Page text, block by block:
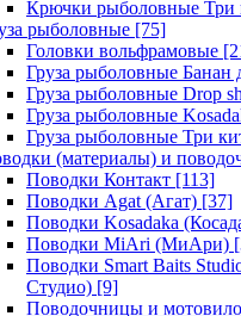
Крючки рыболовные Три
рыболовные [75]
Головки вольфрамовые
Груза рыболовные Банан
Груза рыболовные Drop
Груза рыболовные
Груза рыболовные Три
(материалы) и
Поводки Контакт [113]
Поводки Agat (Агат) [37]
Поводки Kosadaka
Поводки MiAri (МиАри)
Поводки Smart Baits
Студио) [9]
Поводочницы и мотовило